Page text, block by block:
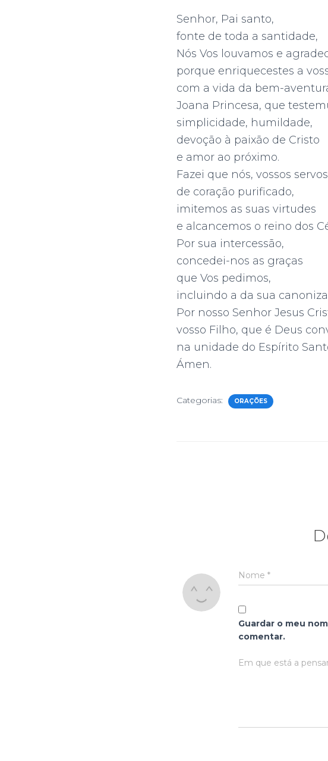
Senhor, Pai santo,
fonte de toda a santidade,
Nós Vos louvamos e
porque enriquecestes a
com a vida da bem-
Joana Princesa, que
simplicidade, humildade,
devoção à paixão de Cristo
e amor ao próximo.
Fazei que nós, vossos
de coração purificado,
imitemos as suas virtudes
e alcancemos o reino dos
Por sua intercessão,
concedei-nos as graças
que Vos pedimos,
incluindo a da sua
Por nosso Senhor Jesus
vosso Filho, que é Deus
na unidade do Espírito
Ámen.
Categorias: ORAÇÕES
Nome *
Guardar o meu
comentar.
Em que está a